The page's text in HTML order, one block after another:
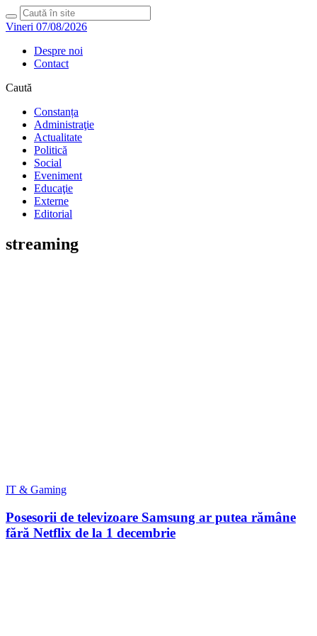
Vineri 07/08/2026
Despre noi
Contact
Caută
Constanța
Administraţie
Actualitate
Politică
Social
Eveniment
Educaţie
Externe
Editorial
streaming
IT & Gaming
Posesorii de televizoare Samsung ar putea rămâne
fără Netflix de la 1 decembrie